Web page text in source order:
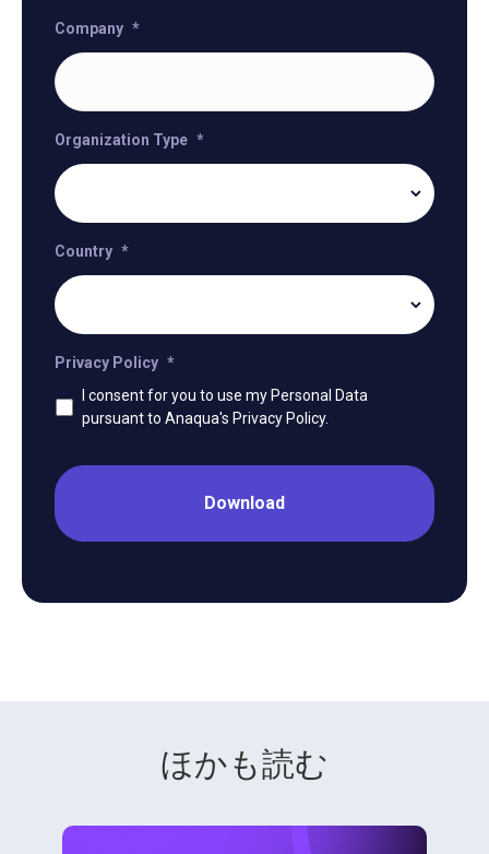
Company *
Organization Type *
Country *
Privacy Policy *
I consent for you to use my Personal Data
pursuant to Anaqua's Privacy Policy.
ほかも読む